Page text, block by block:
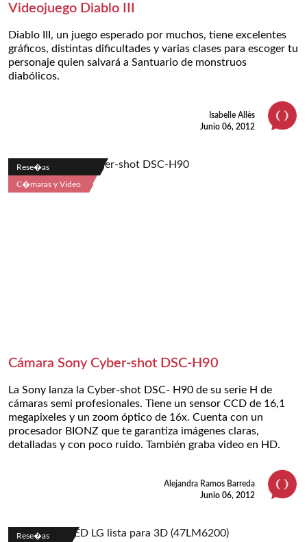
Videojuego Diablo III
Diablo III, un juego esperado por muchos, tiene excelentes
gráficos, distintas dificultades y varias clases para escoger tu
personaje quien salvará a Santuario de monstruos
diabólicos.
Isabelle Allès
Junio 06, 2012
Rese�as
C�maras y Video
Cámara Sony Cyber-shot DSC-H90
La Sony lanza la Cyber-shot DSC- H90 de su serie H de
cámaras semi profesionales. Tiene un sensor CCD de 16,1
megapixeles y un zoom óptico de 16x. Cuenta con un
procesador BIONZ que te garantiza imágenes claras,
detalladas y con poco ruido. También graba video en HD.
Alejandra Ramos Barreda
Junio 06, 2012
Rese�as